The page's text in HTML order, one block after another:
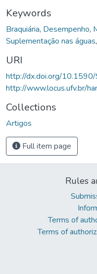
Keywords
Braquiária, Desempenho,
Suplementação nas águas,
URI
http://dx.doi.org/
http://www.locus.ufv.br/
Collections
Artigos
Full item page
Rules
Terms of
Terms of